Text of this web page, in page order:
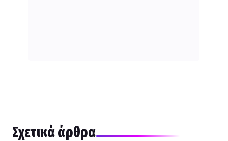
Σχετικά άρθρα